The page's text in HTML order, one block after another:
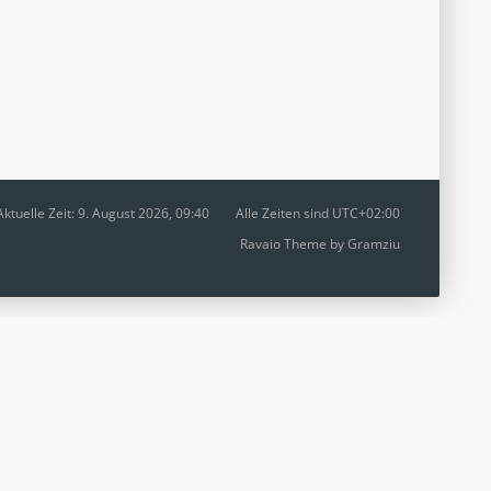
Alle Zeiten sind UTC+02:00
Zeit: 9. August 2026, 09:40
Ravaio Theme byGramziu